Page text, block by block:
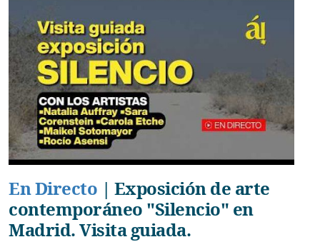
En Directo | Exposición de arte
contemporáneo "Silencio" en
Madrid. Visita guiada.